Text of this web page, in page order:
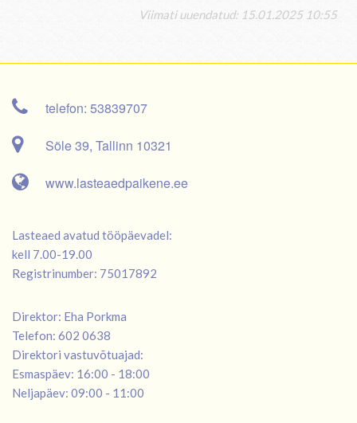
Viimati uuendatud: 15.01.2025 10:55
telefon: 53839707
Sõle 39, Tallinn 10321
www.lasteaedpaikene.ee
Lasteaed avatud tööpäevadel:
kell 7.00-19.00
Registrinumber: 75017892
Direktor: Eha Porkma
Telefon: 602 0638
Direktori vastuvõtuajad:
Esmaspäev: 16:00 - 18:00
Neljapäev: 09:00 - 11:00